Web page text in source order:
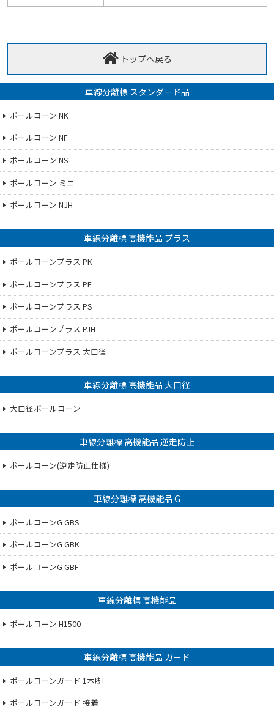
トップへ戻る
車線分離標 スタンダード品
ポールコーン NK
ポールコーン NF
ポールコーン NS
ポールコーン ミニ
ポールコーン NJH
車線分離標 高機能品 プラス
ポールコーンプラス PK
ポールコーンプラス PF
ポールコーンプラス PS
ポールコーンプラス PJH
ポールコーンプラス 大口径
車線分離標 高機能品 大口径
大口径ポールコーン
車線分離標 高機能品 逆走防止
ポールコーン(逆走防止仕様)
車線分離標 高機能品 G
ポールコーンG GBS
ポールコーンG GBK
ポールコーンG GBF
車線分離標 高機能品
ポールコーン H1500
車線分離標 高機能品 ガード
ポールコーンガード 1本脚
ポールコーンガード 接着